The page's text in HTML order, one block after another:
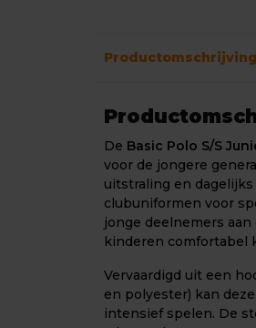
Productomschrijving
De Basic Polo S/S
voor de jongere
uitstraling en
clubuniformen voor
jonge deelnemers
kinderen comfortabel
Vervaardigd uit een
en polyester) kan
intensief spelen. De